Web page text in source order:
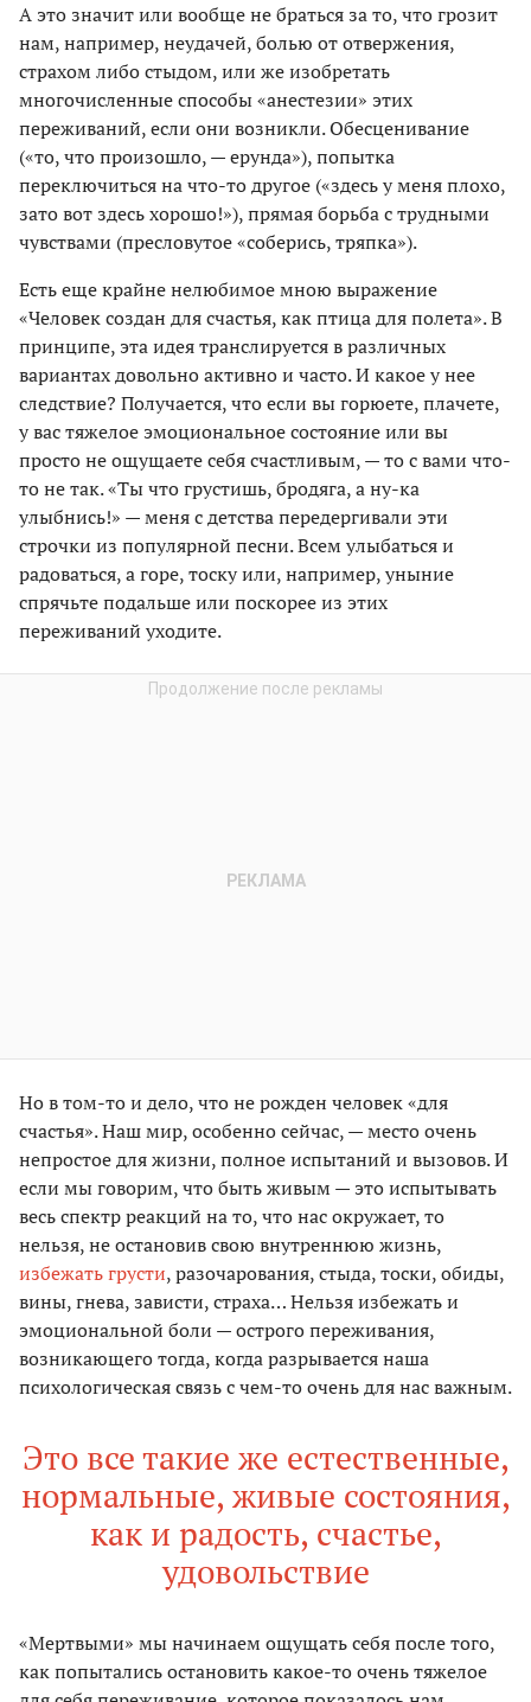
А это значит или вообще не браться за то, что грозит
нам, например, неудачей, болью от отвержения,
страхом либо стыдом, или же изобретать
многочисленные способы «анестезии» этих
переживаний, если они возникли. Обесценивание
(«то, что произошло, — ерунда»), попытка
переключиться на что-то другое («здесь у меня плохо,
зато вот здесь хорошо!»), прямая борьба с трудными
чувствами (пресловутое «соберись, тряпка»).
Есть еще крайне нелюбимое мною выражение
«Человек создан для счастья, как птица для полета». В
принципе, эта идея транслируется в различных
вариантах довольно активно и часто. И какое у нее
следствие? Получается, что если вы горюете, плачете,
у вас тяжелое эмоциональное состояние или вы
просто не ощущаете себя счастливым, — то с вами что-
то не так. «Ты что грустишь, бродяга, а ну-ка
улыбнись!» — меня с детства передергивали эти
строчки из популярной песни. Всем улыбаться и
радоваться, а горе, тоску или, например, уныние
спрячьте подальше или поскорее из этих
переживаний уходите.
Но в том-то и дело, что не рожден человек «для
счастья». Наш мир, особенно сейчас, — место очень
непростое для жизни, полное испытаний и вызовов. И
если мы говорим, что быть живым — это испытывать
весь спектр реакций на то, что нас окружает, то
нельзя, не остановив свою внутреннюю жизнь,
избежать грусти, разочарования, стыда, тоски, обиды,
вины, гнева, зависти, страха… Нельзя избежать и
эмоциональной боли — острого переживания,
возникающего тогда, когда разрывается наша
психологическая связь с чем-то очень для нас важным.
Это все такие же естественные,
нормальные, живые состояния,
как и радость, счастье,
удовольствие
«Мертвыми» мы начинаем ощущать себя после того,
как попытались остановить какое-то очень тяжелое